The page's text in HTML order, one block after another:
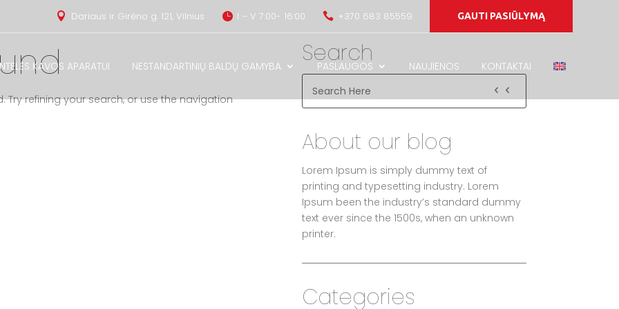
 Dariaus ir Girėno g. 121, Vilnius  I – V 7:00- 16:00  +370 683 85559 GAUTI PASIŪLYMĄ
KAVOS APARATUI NESTANDARTINIŲ BALDŲ GAMYBA PASLAUGOS NAUJIENOS KONTAKTAI
refining your search, or use the navigation
Search
About our blog
Lorem Ipsum is simply dummy text of
printing and typesetting industry. Lorem
Ipsum been the industry’s standard dummy
text ever since the 1500s, when an unknown
printer.
Categories